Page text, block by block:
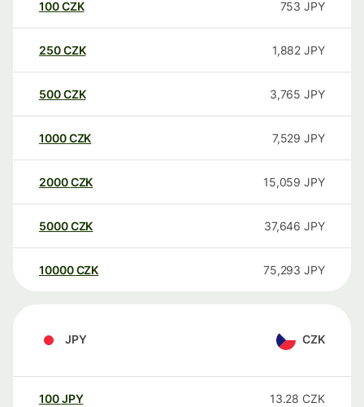
100CZK 753 JPY
250CZK 1,882 JPY
500CZK 3,765 JPY
1000CZK 7,529 JPY
2000CZK 15,059 JPY
5000CZK 37,646 JPY
10000 CZK 75,293 JPY
JPY CZK
100JPY 13.28 CZK